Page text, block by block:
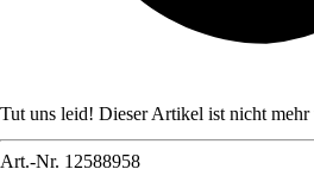
Tut uns leid! Dieser Artikel ist nicht mehr
Art.-Nr. 12588958